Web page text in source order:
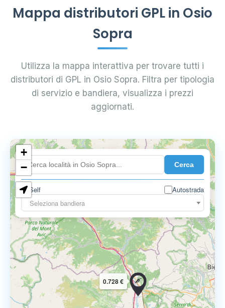
Mappa distributori GPL in Osio
Sopra
Utilizza la mappa interattiva per trovare tutti i
distributori di GPL in Osio Sopra. Filtra per tipologia
di servizio e bandiera, visualizza i prezzi
aggiornati.
Cerca
Self
Autostrada
Seleziona bandiera
0.728 €
0.899 €
+
−